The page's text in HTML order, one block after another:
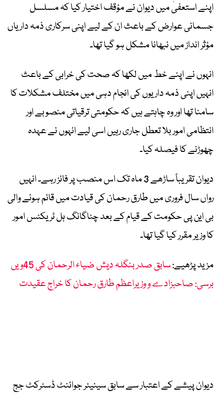
اپنے استعفیٰ میں دیوان نے مؤقف اختیار کیا کہ مسلسل
جسمانی عوارض کے باعث ان کے لیے اپنی سرکاری ذمہ داریاں
مؤثر انداز میں نبھانا مشکل ہو گیا تھا۔
انہوں نے اپنے خط میں لکھا کہ صحت کی خرابی کے باعث
انہیں اپنی ذمہ داریوں کی انجام دہی میں مختلف مشکلات کا
سامنا تھا اور وہ چاہتے ہیں کہ حکومتی ترقیاتی منصوبے اور
انتظامی امور بلا تعطل جاری رہیں اسی لیے انہوں نے عہدہ
چھوڑنے کا فیصلہ کیا۔
دیوان تقریباً ساڑھے 3 ماہ تک اس منصب پر فائز رہے۔ انہیں
رواں سال فروری میں طارق رحمان کی قیادت میں قائم ہونے والی
بی این پی حکومت کے قیام کے بعد چٹاگانگ ہل ٹریکٹس امور
کا وزیر مقرر کیا گیا تھا۔
مزید پڑھیے:
سابق صدر بنگلہ دیش ضیاء الرحمان کی 45ویں
برسی: صاحبزادے و وزیراعظم طارق رحمان کا خراج عقیدت
دیوان پیشے کے اعتبار سے سابق سینیئر جوائنٹ ڈسٹرکٹ جج